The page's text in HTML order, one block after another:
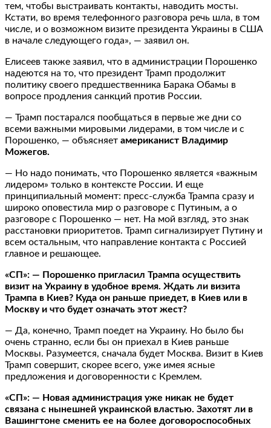
тем, чтобы выстраивать контакты, наводить мосты.
Кстати, во время телефонного разговора речь шла, в том
числе, и о возможном визите президента Украины в США
в начале следующего года», — заявил он.
Елисеев также заявил, что в администрации Порошенко
надеются на то, что президент Трамп продолжит
политику своего предшественника Барака Обамы в
вопросе продления санкций против России.
— Трамп постарался пообщаться в первые же дни со
всеми важными мировыми лидерами, в том числе и с
Порошенко, — объясняет американист Владимир
Можегов.
— Но надо понимать, что Порошенко является «важным
лидером» только в контексте России. И еще
принципиальный момент: пресс-служба Трампа сразу и
широко оповестила мир о разговоре с Путиным, а о
разговоре с Порошенко — нет. На мой взгляд, это знак
расстановки приоритетов. Трамп сигнализирует Путину и
всем остальным, что направление контакта с Россией
главное и решающее.
«СП»: — Порошенко пригласил Трампа осуществить
визит на Украину в удобное время. Ждать ли визита
Трампа в Киев? Куда он раньше приедет, в Киев или в
Москву и что будет означать этот жест?
— Да, конечно, Трамп поедет на Украину. Но было бы
очень странно, если бы он приехал в Киев раньше
Москвы. Разумеется, сначала будет Москва. Визит в Киев
Трамп совершит, скорее всего, уже имея ясные
предложения и договоренности с Кремлем.
«СП»: — Новая администрация уже никак не будет
связана с нынешней украинской властью. Захотят ли в
Вашингтоне сменить ее на более договороспособных